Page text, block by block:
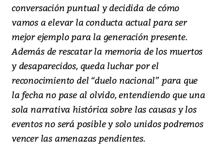
conversación puntual y decidida de cómo
vamos a elevar la conducta actual para ser
mejor ejemplo para la generación presente.
Además de rescatar la memoria de los muertos
y desaparecidos, queda luchar por el
reconocimiento del “duelo nacional” para que
la fecha no pase al olvido, entendiendo que una
sola narrativa histórica sobre las causas y los
eventos no será posible y solo unidos podremos
vencer las amenazas pendientes.